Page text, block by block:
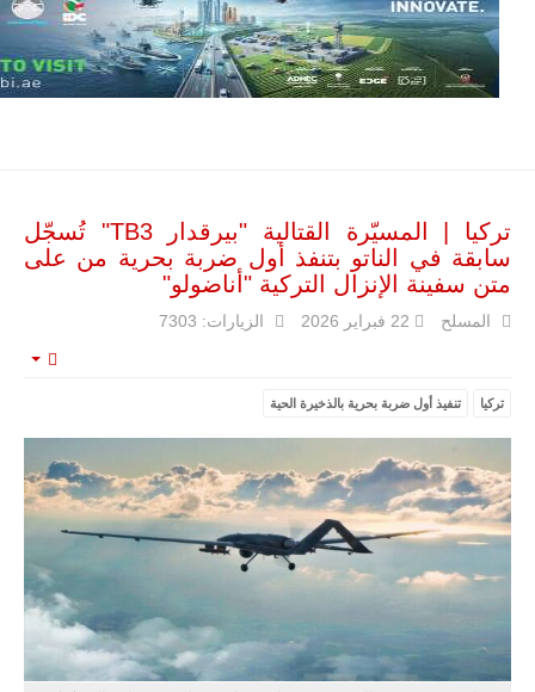
نحو 150…
للمزيد
مالي |
الأفريقي في
حرب
العصابات في
مالي.
مع تصاعد حدة
الحرب الجوية
طائرة أوريون
بدون طيار فوق
باماكو وبالنسبة
لحملة مكافحة
تركيا | المسيّرة القتالية "بيرقدار TB3" تُسجّل
سابقة في الناتو بتنفذ أول ضربة بحرية من على
متن سفينة الإنزال التركية "أناضولو"
المسلح 22 فبراير 2026 الزيارات: 7303
تركيا تنفيذ أول ضربة بحرية بالذخيرة الحية